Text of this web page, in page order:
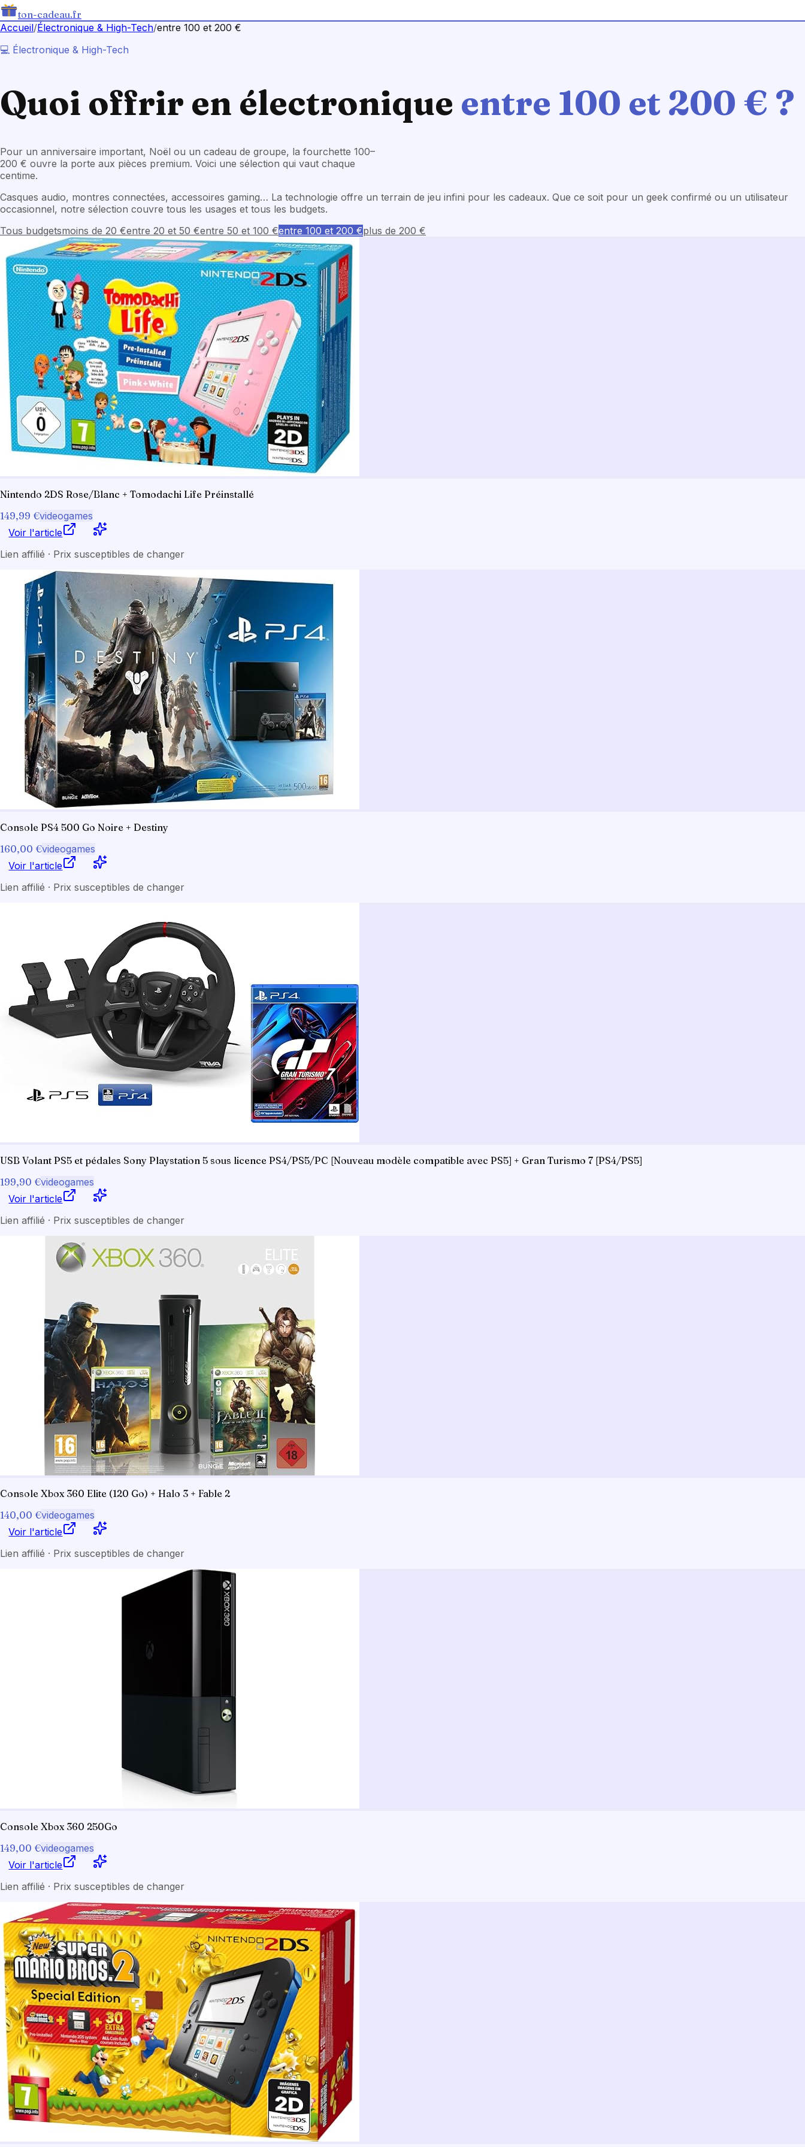
ton-cadeau.fr
Accueil/Électronique & High-Tech/entre 100 et 200 €
💻 Électronique & High-Tech
Quoi offrir en électronique entre 100 et 200 € ?
Pour un anniversaire important, Noël ou un cadeau de groupe, la fourchette 100–
200 € ouvre la porte aux pièces premium. Voici une sélection qui vaut chaque
centime.
Casques audio, montres connectées, accessoires gaming… La technologie offre un terrain de jeu infini pour les cadeaux. Que ce soit pour un geek confirmé ou un utilisateur
occasionnel, notre sélection couvre tous les usages et tous les budgets.
Tous budgetsmoins de 20 €entre 20 et 50 €entre 50 et 100 €entre 100 et 200 €plus de 200 €
Nintendo 2DS Rose/Blanc + Tomodachi Life Préinstallé
149,99 €videogames
Voir l'article
Lien affilié · Prix susceptibles de changer
Console PS4 500 Go Noire + Destiny
160,00 €videogames
Voir l'article
Lien affilié · Prix susceptibles de changer
USB Volant PS5 et pédales Sony Playstation 5 sous licence PS4/PS5/PC [Nouveau modèle compatible avec PS5] + Gran Turismo 7 [PS4/PS5]
199,90 €videogames
Voir l'article
Lien affilié · Prix susceptibles de changer
Console Xbox 360 Elite (120 Go) + Halo 3 + Fable 2
140,00 €videogames
Voir l'article
Lien affilié · Prix susceptibles de changer
Console Xbox 360 250Go
149,00 €videogames
Voir l'article
Lien affilié · Prix susceptibles de changer